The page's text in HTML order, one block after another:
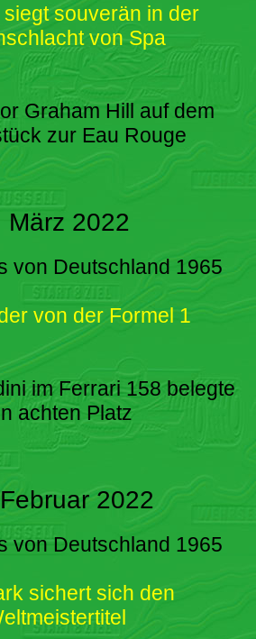
souverän in der
von Spa
Graham Hill auf dem
zur Eau Rouge
März 2022
von Deutschland 1965
von der Formel 1
im Ferrari 158 belegte
achten Platz
2022
von Deutschland 1965
sichert sich den